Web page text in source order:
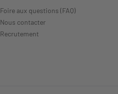
Foire aux questions (FAQ)
Nous contacter
Recrutement